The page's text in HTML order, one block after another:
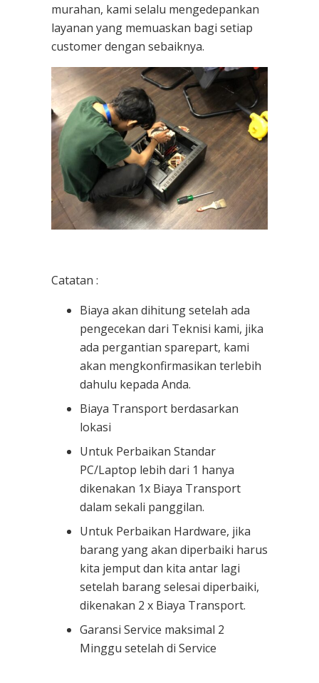
murahan, kami selalu mengedepankan
layanan yang memuaskan bagi setiap
customer dengan sebaiknya.
Catatan :
Biaya akan dihitung setelah ada
pengecekan dari Teknisi kami, jika
ada pergantian sparepart, kami
akan mengkonfirmasikan terlebih
dahulu kepada Anda.
Biaya Transport berdasarkan
lokasi
Untuk Perbaikan Standar
PC/Laptop lebih dari 1 hanya
dikenakan 1x Biaya Transport
dalam sekali panggilan.
Untuk Perbaikan Hardware, jika
barang yang akan diperbaiki harus
kita jemput dan kita antar lagi
setelah barang selesai diperbaiki,
dikenakan 2 x Biaya Transport.
Garansi Service maksimal 2
Minggu setelah di Service